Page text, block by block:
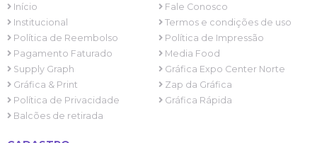
Início
Fale Conosco
Institucional
Termos e condições de uso
Política de Reembolso
Política de Impressão
Pagamento Faturado
Media Food
Supply Graph
Gráfica Expo Center Norte
Gráfica & Print
Zap da Gráfica
Política de Privacidade
Gráfica Rápida
Balcões de retirada